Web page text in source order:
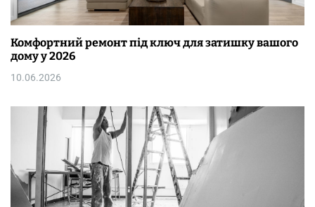
Комфортний ремонт під ключ для затишку вашого
дому у 2026
10.06.2026